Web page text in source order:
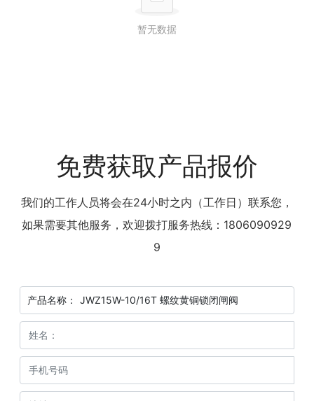
暂无数据
免费获取产品报价
我们的工作人员将会在24小时之内（工作日）联系您，
如果需要其他服务，欢迎拨打服务热线： 1806090929
9
产品名称： JWZ15W-10/16T 螺纹黄铜锁闭闸阀